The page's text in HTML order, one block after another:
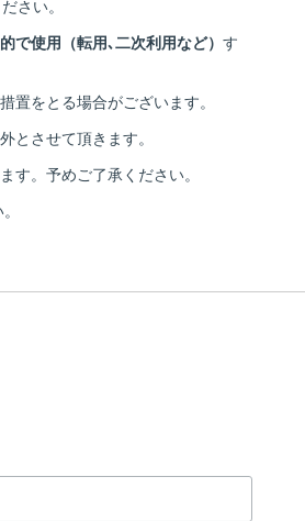
さい。
で使用（転用､二次利用など） す
置をとる場合がございます。
とさせて頂きます。
す。予めご了承ください。